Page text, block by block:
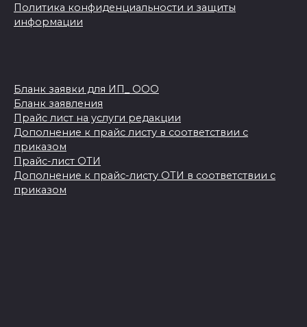
Политика конфиденциальности и защиты
информации
Бланк заявки для ИП_ ООО
Бланк заявления
Прайс лист на услуги редакции
Дополнение к прайс листу в соответствии с
приказом
Прайс-лист ОТИ
Дополнение к прайс-листу ОТИ в соответствии с
приказом